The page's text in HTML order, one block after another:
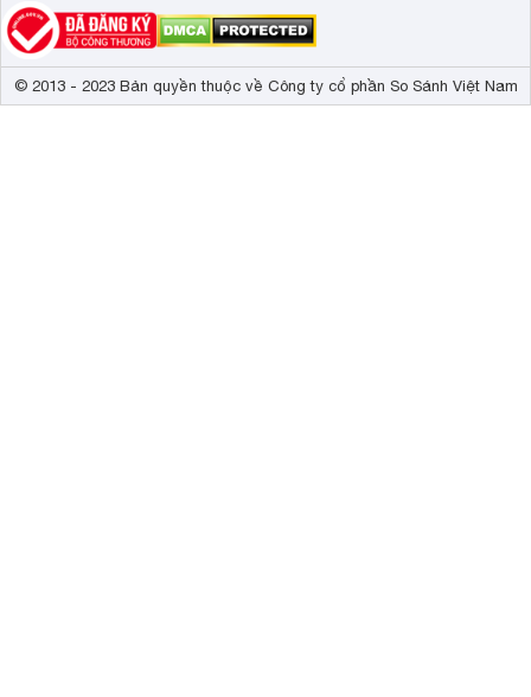
© 2013 - 2023 Bản quyền thuộc về Công ty cổ phần So Sánh Việt Nam